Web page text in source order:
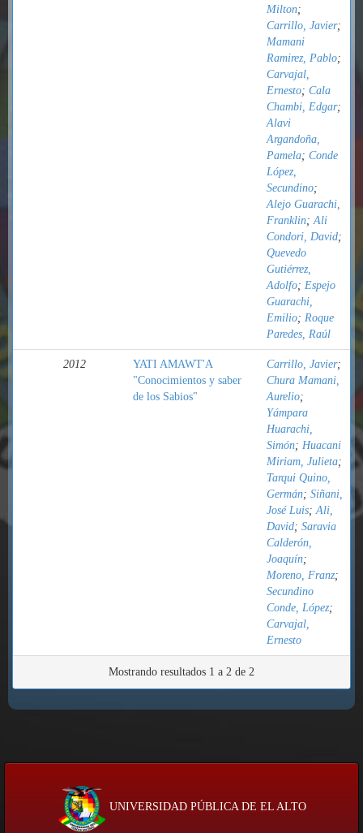
Milton;
Carrillo, Javier;
Mamani
Ramirez, Pablo;
Carvajal,
Ernesto; Cala
Chambi, Edgar;
Alavi
Argandoña,
Pamela; Conde
López,
Secundino;
Alejo Guarachi,
Franklin;Ali
Condori, David;
Quevedo
Gutiérrez,
Adolfo; Espejo
Guarachi,
Emilio; Roque
Paredes, Raúl
2012
YATI AMAWT'A
"Conocimientos y saber
de los Sabios"
Carrillo, Javier;
Chura Mamani,
Aurelio;
Yámpara
Huarachi,
Simón; Huacani
Miriam, Julieta;
Tarqui Quino,
Germán; Siñani,
José Luis;Ali,
David; Saravia
Calderón,
Joaquín;
Moreno, Franz;
Secundino
Conde, López;
Carvajal,
Ernesto
Mostrando resultados 1 a 2 de 2
UNIVERSIDAD PÚBLICA DE EL ALTO